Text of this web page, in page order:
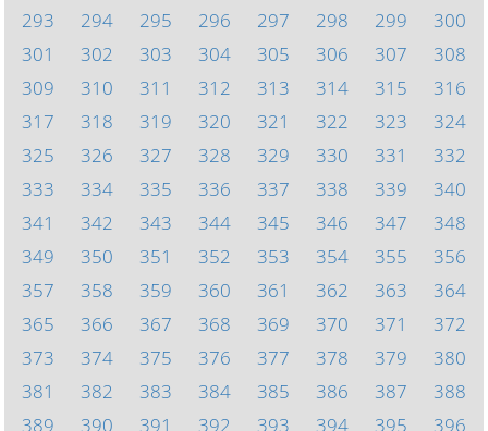
293
294 295 296 297 298 299
300
301
302 303 304 305 306 307
308
309
310 311 312 313 314 315
316
317
318 319 320 321 322 323
324
325
326 327 328 329 330 331
332
333
334 335 336 337 338 339
340
341
342 343 344 345 346 347
348
349
350 351 352 353 354 355
356
357
358 359 360 361 362 363
364
365
366 367 368 369 370 371
372
373
374 375 376 377 378 379
380
381
382 383 384 385 386 387
388
389
390 391 392 393 394 395 396